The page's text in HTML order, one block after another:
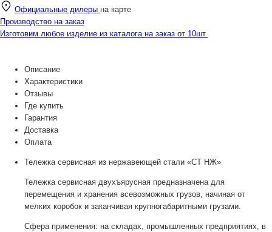
Официальные дилеры на карте
Производство на заказ
Изготовим любое изделие из каталога на заказ от 10шт.
Описание
Характеристики
Отзывы
Где купить
Гарантия
Доставка
Оплата
Тележка сервисная из нержавеющей стали «СТ НЖ»
Тележка сервисная двухъярусная предназначена для
перемещения и хранения всевозможных грузов, начиная от
мелких коробок и заканчивая крупногабаритными грузами.
Сфера применения: на складах, промышленных предприятиях, в